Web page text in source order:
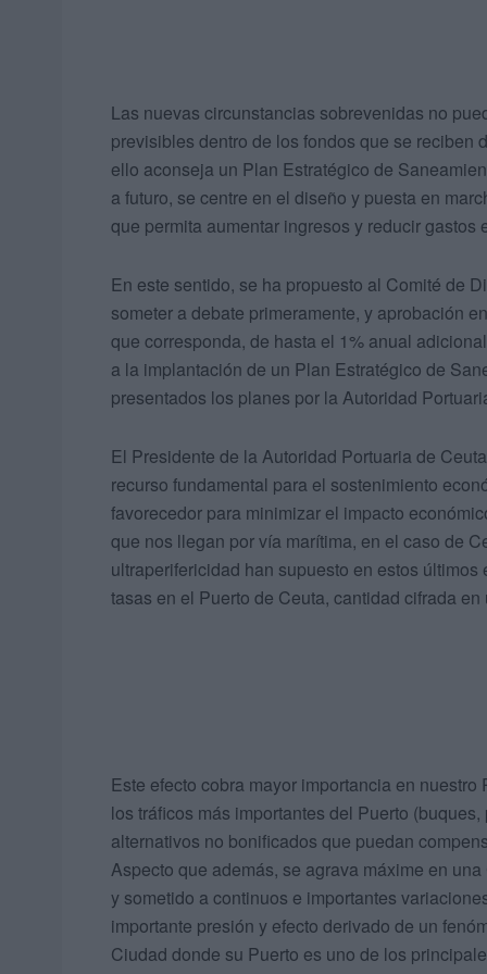
Las nuevas circunstancias sobrevenidas no
previsibles dentro de los fondos que se reciben
ello aconseja un Plan Estratégico de
a futuro, se centre en el diseño y puesta en
que permita aumentar ingresos y reducir gastos
En este sentido, se ha propuesto al Comité de
someter a debate primeramente, y aprobación
que corresponda, de hasta el 1% anual
a la implantación de un Plan Estratégico de
presentados los planes por la Autoridad
El Presidente de la Autoridad Portuaria de
recurso fundamental para el sostenimiento
favorecedor para minimizar el impacto
que nos llegan por vía marítima, en el caso de
ultraperifericidad han supuesto en estos
tasas en el Puerto de Ceuta, cantidad cifrada
Este efecto cobra mayor importancia en
los tráficos más importantes del Puerto
alternativos no bonificados que puedan
Aspecto que además, se agrava máxime en
y sometido a continuos e importantes
importante presión y efecto derivado de un
Ciudad donde su Puerto es uno de los